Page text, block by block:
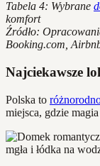
Tabela 4: Wybrane
komfort
Źródło:
Booking.com,
Najciekawsze
Polska to
miejsca, gdzie